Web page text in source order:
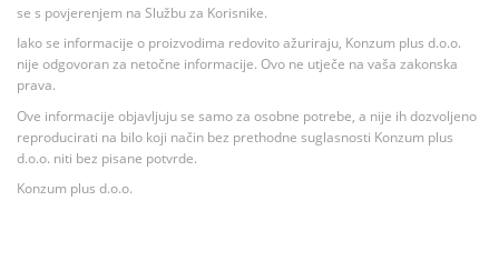
se s povjerenjem na Službu za Korisnike.
Iako se informacije o proizvodima redovito ažuriraju, Konzum plus d.o.o.
nije odgovoran za netočne informacije. Ovo ne utječe na vaša zakonska
prava.
Ove informacije objavljuju se samo za osobne potrebe, a nije ih dozvoljeno
reproducirati na bilo koji način bez prethodne suglasnosti Konzum plus
d.o.o. niti bez pisane potvrde.
Konzum plus d.o.o.